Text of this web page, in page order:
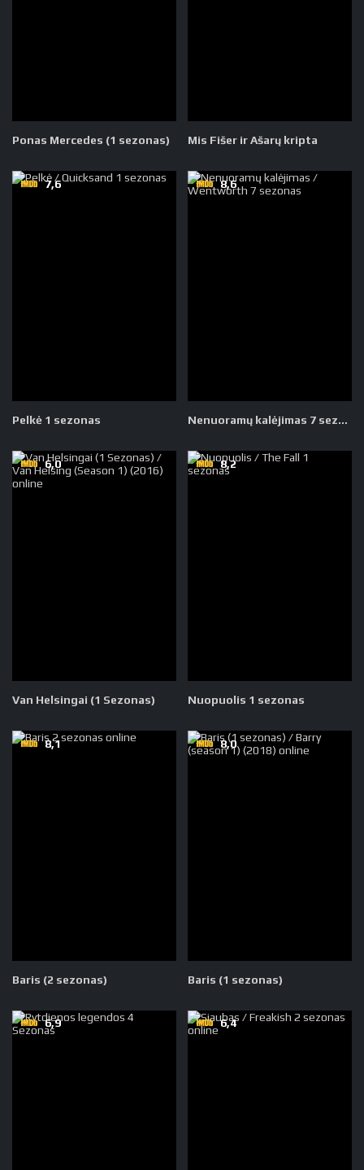
Ponas Mercedes (1 sezonas) Mis Fišer ir Ašarų kripta
Pelkė 1 sezonas
7,6
Nenuoramų kalėjimas 7 sezonas
8,6
Van Helsingai (1 Sezonas)
6,0
Nuopuolis 1 sezonas
8,2
Baris (2 sezonas)
8,1
Baris (1 sezonas)
8,0
6,9 6,4